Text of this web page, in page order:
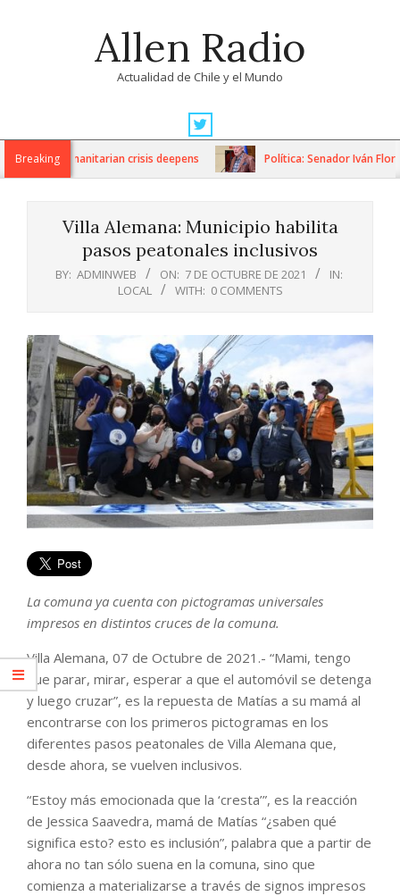
Allen Radio
Actualidad de Chile y el Mundo
Navigation
MenuBreaking
as humanitarian crisis deepens Política: Senador Iván Flores
Villa Alemana: Municipio habilita
pasos peatonales inclusivos
BY: ADMINWEB ON: 7 DE OCTUBRE DE 2021
IN:
LOCAL
WITH: 0 COMMENTS
La comuna ya cuenta con pictogramas universales
impresos en distintos cruces de la comuna.
Villa Alemana, 07 de Octubre de 2021.- “Mami, tengo
que parar, mirar, esperar a que el automóvil se detenga
y luego cruzar”, es la repuesta de Matías a su mamá al
encontrarse con los primeros pictogramas en los
diferentes pasos peatonales de Villa Alemana que,
desde ahora, se vuelven inclusivos.
“Estoy más emocionada que la ‘cresta’”, es la reacción
de Jessica Saavedra, mamá de Matías “¿saben qué
significa esto? esto es inclusión”, palabra que a partir de
ahora no tan sólo suena en la comuna, sino que
comienza a materializarse a través de signos impresos